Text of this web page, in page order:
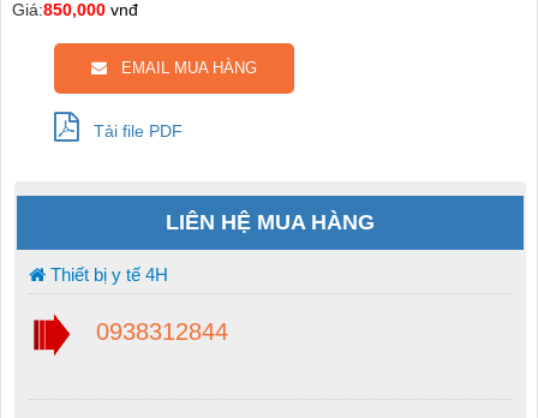
Giá:850,000 vnđ
EMAIL MUA HÀNG
Tải file PDF
LIÊN HỆ MUA HÀNG
Thiết bị y tế 4H
0938312844